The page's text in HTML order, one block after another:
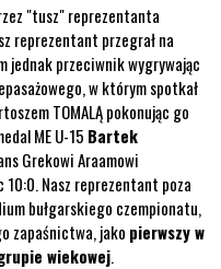
"tusz" reprezentanta
reprezentant przegrał na
jednak przeciwnik wygrywając
w którym spotkał
TOMALĄ pokonując go
ME U-15 Bartek
Grekowi Araamowi
Nasz reprezentant poza
bułgarskiego czempionatu,
zapaśnictwa, jako pierwszy w
wiekowej.